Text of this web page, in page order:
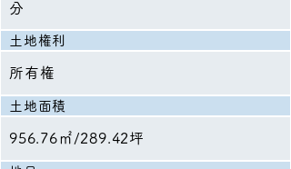
分
土地権利
所有権
土地面積
956.76㎡/289.42坪